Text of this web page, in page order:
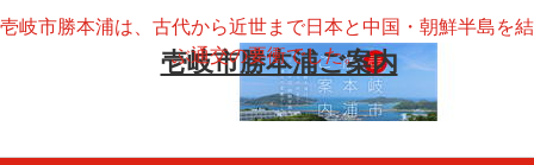
壱岐市勝本浦ご案内
壱岐市勝本浦は、古代から近世まで日本と中国・朝鮮半島を結
ぶ通交の要衝でした。